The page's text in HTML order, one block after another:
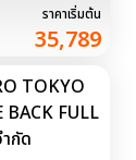
ราคาเริ่มต้น
35,789